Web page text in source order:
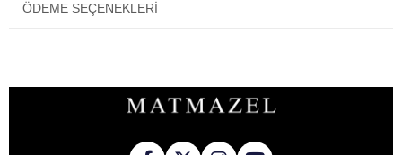
ÖDEME SEÇENEKLERI